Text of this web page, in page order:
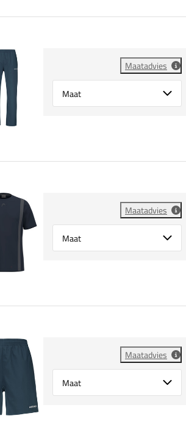
Maatadvies
Select {option} for {name}
Maatadvies
Select {option} for {name}
Maatadvies
Select {option} for {name}